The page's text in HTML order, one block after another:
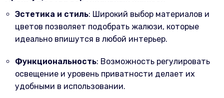
Эстетика и стиль: Широкий выбор материалов и
цветов позволяет подобрать жалюзи, которые
идеально впишутся в любой интерьер.
Функциональность: Возможность регулировать
освещение и уровень приватности делает их
удобными в использовании.